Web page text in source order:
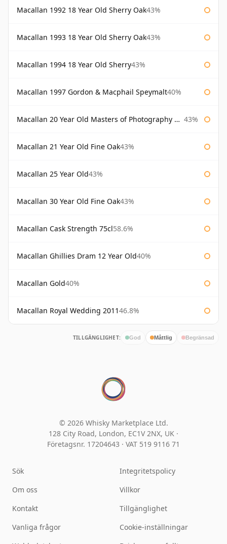
Macallan 1992 18 Year Old Sherry Oak43%
Macallan 1993 18 Year Old Sherry Oak43%
Macallan 1994 18 Year Old Sherry43%
Macallan 1997 Gordon & Macphail Speymalt40%
Macallan 20 Year Old Masters of Photography Albert Watson 43%
Macallan 21 Year Old Fine Oak43%
Macallan 25 Year Old43%
Macallan 30 Year Old Fine Oak43%
Macallan Cask Strength 75cl58.6%
Macallan Ghillies Dram 12 Year Old40%
Macallan Gold40%
Macallan Royal Wedding 201146.8%
TILLGÄNGLIGHET: God Måttlig Begränsad
© 2026 Whisky Marketplace Ltd.
128 City Road, London, EC1V 2NX, UK ·
Företagsnr. 17204643 · VAT 519 9116 71
Sök
Om oss
Kontakt
Vanliga frågor
Integritetspolicy
Villkor
Tillgänglighet
Cookie-inställningar